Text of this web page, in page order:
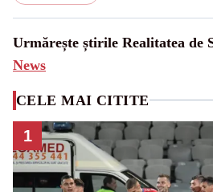
Urmărește știrile Realitatea de
News
CELE MAI CITITE
1